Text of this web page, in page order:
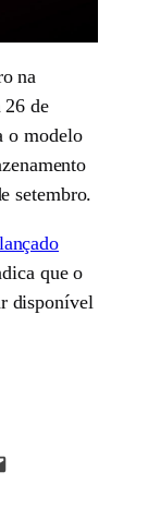
na
26 de
o modelo
setembro.
que o
disponível